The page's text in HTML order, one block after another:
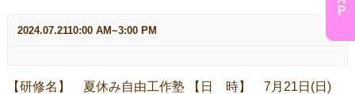
2024.07.2110:00 AM~3:00 PM
【研修名】 夏休み自由工作塾 【日 時】 7月21日(日)